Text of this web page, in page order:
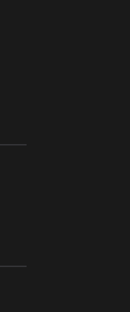
LETO, ORADEA, 8